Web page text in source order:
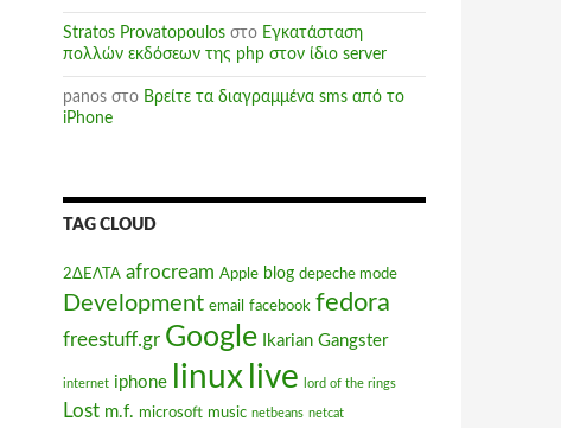
Stratos Provatopoulos στο Εγκατάσταση
πολλών εκδόσεων της php στον ίδιο server
panos στο Βρείτε τα διαγραμμένα sms από το
iPhone
TAG CLOUD
2ΔΕΛΤΑ afrocream Apple blog depeche mode
Development email facebook fedora
freestuff.gr Google Ikarian Gangster
internet iphone linux live lord of the rings
Lost m.f. microsoft music netbeans netcat